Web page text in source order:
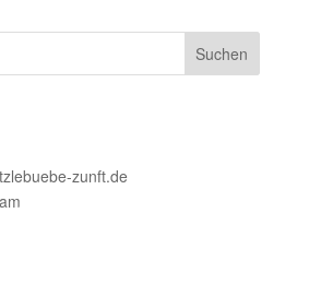
zunft.de